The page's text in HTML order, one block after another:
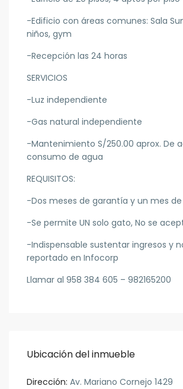
-Edificio con áreas comunes: Sala
niños, gym
-Recepción las 24 horas
SERVICIOS
-Luz independiente
-Gas natural independiente
-Mantenimiento S/250.00 aprox. De
consumo de agua
REQUISITOS:
-Dos meses de garantía y un mes
-Se permite UN solo gato, No se
-Indispensable sustentar ingresos y
reportado en Infocorp
Llamar al 958 384 605 – 982165200
Ubicación del inmueble
Dirección: Av. Mariano Cornejo 1429